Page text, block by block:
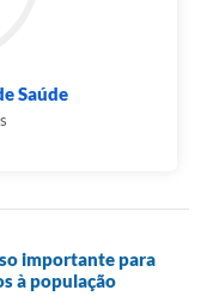
Saúde
importante para
à população